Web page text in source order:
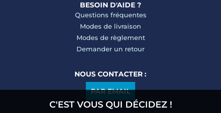
BESOIN D'AIDE ?
Questions fréquentes
Modes de livraison
Modes de règlement
Demander un retour
NOUS CONTACTER :
PAR EMAIL
C'EST VOUS QUI DÉCIDEZ !